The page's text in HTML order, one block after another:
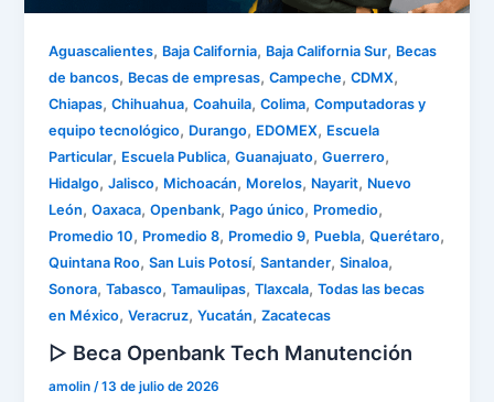
Aguascalientes, Baja California, Baja California Sur, Becas
de bancos, Becas de empresas,Campeche,CDMX,
Chiapas,Chihuahua,Coahuila,Colima,Computadoras y
equipo tecnológico, Durango, EDOMEX, Escuela
Particular, Escuela Publica,Guanajuato,Guerrero,
Hidalgo,Jalisco, Michoacán, Morelos, Nayarit, Nuevo
León,Oaxaca,Openbank, Pago único, Promedio,
Promedio 10, Promedio 8, Promedio 9, Puebla,Querétaro,
Quintana Roo,San Luis Potosí,Santander,Sinaloa,
Sonora,Tabasco,Tamaulipas,Tlaxcala,Todas las becas
en México,Veracruz,Yucatán,Zacatecas
▷ Beca Openbank Tech Manutención
amolin/13 de julio de 2026